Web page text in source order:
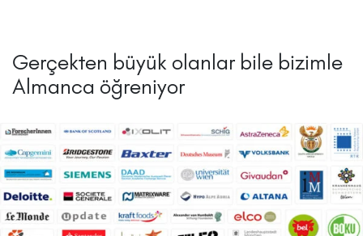
Gerçekten büyük olanlar bile bizimle
Almanca öğreniyor